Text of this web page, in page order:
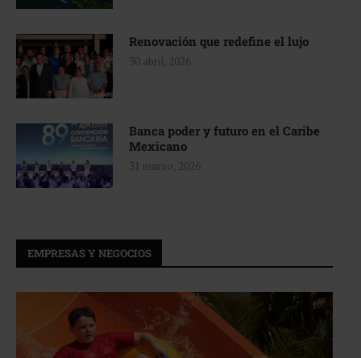
Renovación que redefine el lujo
30 abril, 2026
Banca poder y futuro en el Caribe
Mexicano
31 marzo, 2026
EMPRESAS Y NEGOCIOS